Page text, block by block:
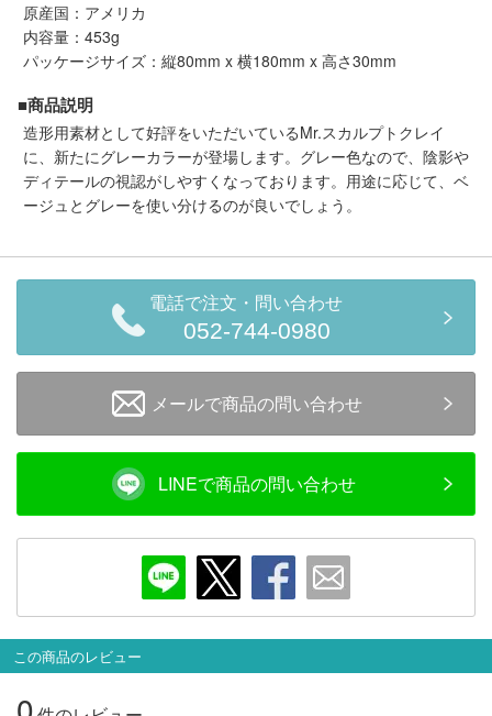
中部
中国・四国
お役立ち情報
LINEお友達登録
ご注文方法
ヘルプページ
ログイン/マイページ
原産国：アメリカ
内容量：453g
パッケージサイズ：縦80mm x 横180mm x 高さ30mm
■商品説明
造形用素材として好評をいただいているMr.スカルプトクレイ
に、新たにグレーカラーが登場します。グレー色なので、陰影や
ディテールの視認がしやすくなっております。用途に応じて、ベ
ージュとグレーを使い分けるのが良いでしょう。
電話で注文・問い合わせ
052-744-0980
メールで商品の問い合わせ
LINEで商品の問い合わせ
この商品のレビュー